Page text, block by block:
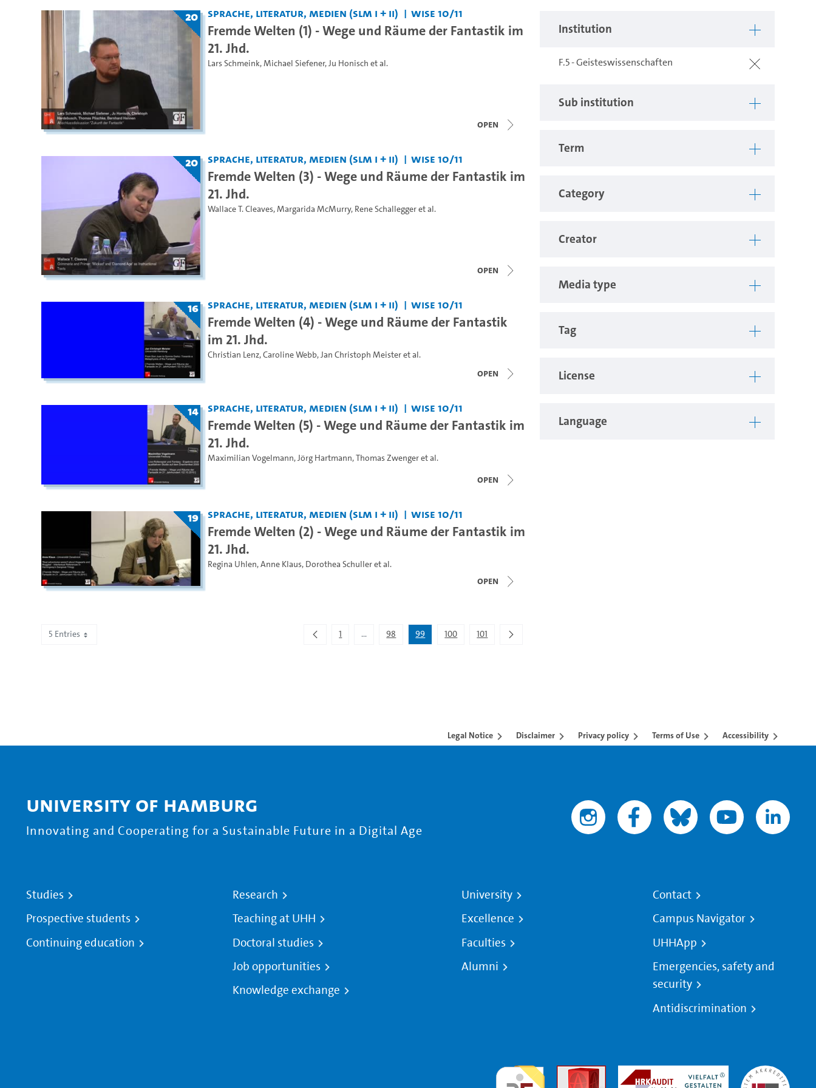
Institution
F.5 - Geisteswissenschaften
Sub institution
Term
Category
Creator
Media type
Tag
License
Language
20 Sprache, Literatur, Medien (SLM I + II) WiSe 10/11
Fremde Welten (1) - Wege und Räume der Fantastik im
21. Jhd.
Lars Schmeink,Michael Siefener,Ju Honisch et al.
open
20 Sprache, Literatur, Medien (SLM I + II) WiSe 10/11
Fremde Welten (3) - Wege und Räume der Fantastik im
21. Jhd.
Wallace T. Cleaves,Margarida McMurry, Rene Schalleggeret al.
open
16 Sprache, Literatur, Medien (SLM I + II) WiSe 10/11
Fremde Welten (4) - Wege und Räume der Fantastik
im 21. Jhd.
Christian Lenz,Caroline Webb,Jan Christoph Meisteret al.
open
14 Sprache, Literatur, Medien (SLM I + II) WiSe 10/11
Fremde Welten (5) - Wege und Räume der Fantastik im
21. Jhd.
Maximilian Vogelmann,Jörg Hartmann,Thomas Zwengeret al.
open
19 Sprache, Literatur, Medien (SLM I + II) WiSe 10/11
Fremde Welten (2) - Wege und Räume der Fantastik im
21. Jhd.
Regina Uhlen,Anne Klaus, Dorothea Schulleret al.
open
5 Entries 1 ...Intermediate Pages Use TAB to navigate.
98 99 100 101
Legal Notice Disclaimer Privacy policy Terms of Use Accessibility
University of Hamburg
Innovating and Cooperating for a Sustainable Future in a Digital Age
Studies
Prospective students
Continuing education
Research
Teaching at UHH
Doctoral studies
Job opportunities
Knowledge exchange
University
Excellence
Faculties
Alumni
Contact
Campus Navigator
UHHApp
Emergencies, safety and
security
Antidiscrimination